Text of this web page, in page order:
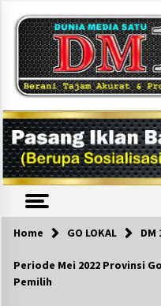
content
Home GO LOKAL DM
Periode Mei 2022 Provinsi
Pemilih